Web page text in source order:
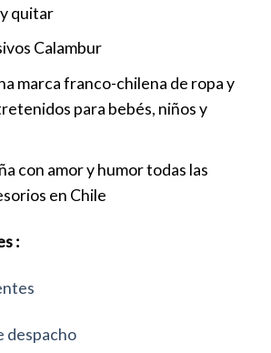
quitar
Calambur
marca franco-chilena de ropa y
para bebés, niños y
con amor y humor todas las
en Chile
:
despacho